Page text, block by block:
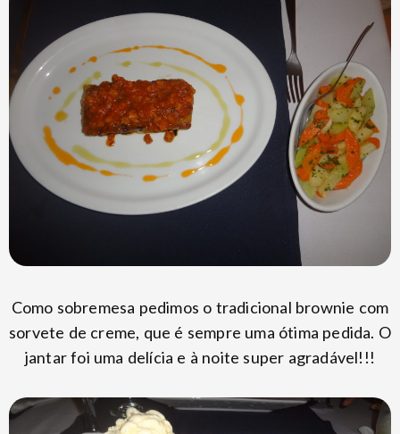
Como sobremesa pedimos o tradicional brownie com
sorvete de creme, que é sempre uma ótima pedida. O
jantar foi uma delícia e à noite super agradável!!!